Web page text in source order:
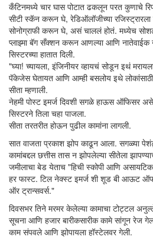
कँटिनमध्ये चार घास पोटात ढकलून परत कुणाचे
सीटी स्कॅन करून घे, रेडिऑलॉजीच्या
सोनोग्राफी करून घे, असं चाललं होतं. मध्येच
प्लाझ्मा बॅग सँक्शन करून आणल्या आणि
सिस्टरच्या हातात दिली.
"घ्या! च्यायला, इंजिनीयर व्हायचं सोडून इथं
पॅकेजेस घेतायत आणि आम्ही बसलोय इथे
सीता म्हणाली.
नेहमी पोस्ट इमर्ज दिवशी सगळे हाऊस ऑफिसर
सिस्टरने तिला चहा पाजला.
सीता तरतरीत होऊन पुढील कामांना लागली.
सात वाजता प्रकाश झोप काढून आला. सगळ्या
कामांबद्दल छत्तीस तास न झोपलेल्या सीतेला
जमीलाचा बेड येताच "हिची स्कोपी आणि असायटिक
हर फास्ट. टिल नेक्स्ट इमर्ज शी शूड बी आऊट
ऑर ट्रान्सवर्स."
दिवसभर तिने मरमर केलेल्या कामाचा टोट्टल
सूचना आणि हजार बारीकसारीक कामे सांगून रेज
काम संपवले आणि झोपायला हॉस्टेलवर गेली.